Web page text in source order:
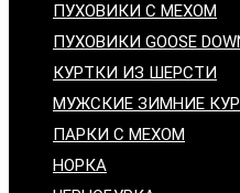
ПУХОВИКИ С МЕХОМ
ПУХОВИКИ GOOSE
КУРТКИ ИЗ ШЕРСТИ
МУЖСКИЕ ЗИМНИЕ
ПАРКИ С МЕХОМ
НОРКА